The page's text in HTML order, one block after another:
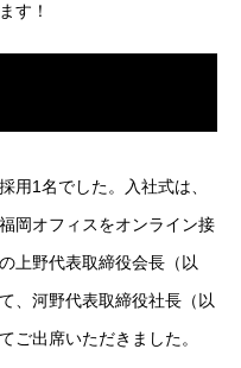
Works
す！
用1名でした。入社式は、
岡オフィスをオンライン接
上野代表取締役会長（以
、河野代表取締役社長（以
ご出席いただきました。